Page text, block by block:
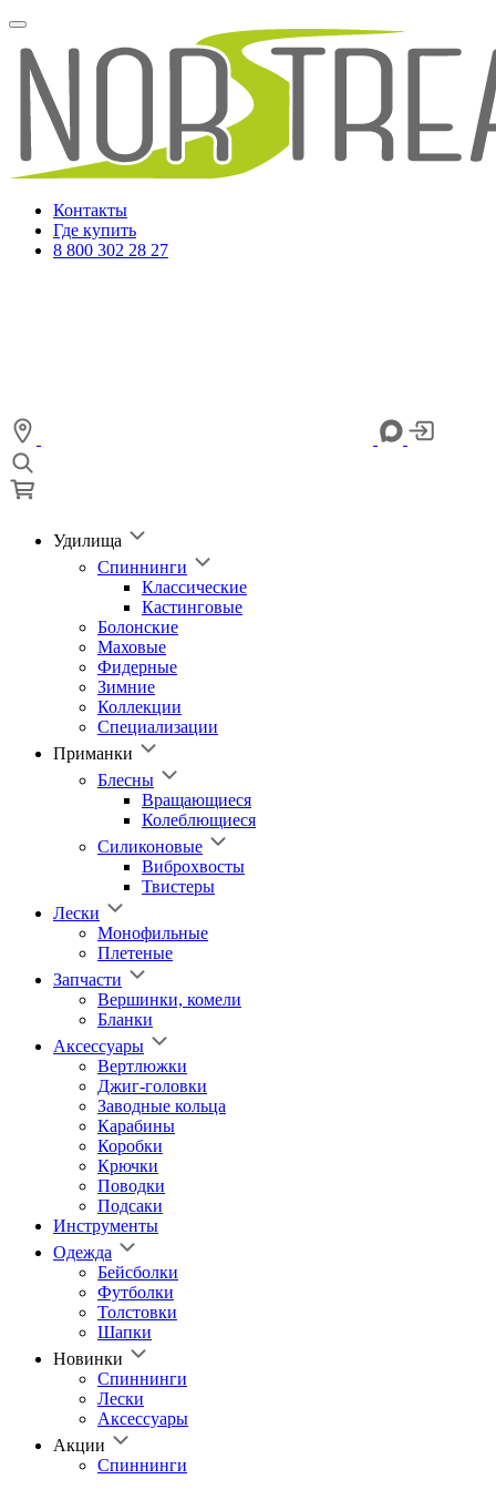
Контакты
Где купить
8 800 302 28 27
Удилища
Спиннинги
Классические
Кастинговые
Болонские
Маховые
Фидерные
Зимние
Коллекции
Специализации
Приманки
Блесны
Вращающиеся
Колеблющиеся
Силиконовые
Виброхвосты
Твистеры
Лески
Монофильные
Плетеные
Запчасти
Вершинки, комели
Бланки
Аксессуары
Вертлюжки
Джиг-головки
Заводные кольца
Карабины
Коробки
Крючки
Поводки
Подсаки
Инструменты
Одежда
Бейсболки
Футболки
Толстовки
Шапки
Новинки
Спиннинги
Лески
Аксессуары
Акции
Спиннинги